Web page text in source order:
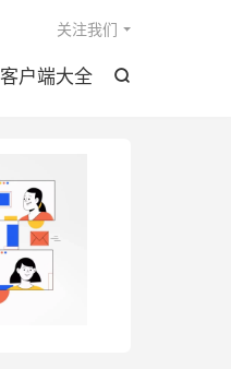

客户端大全
关注我们